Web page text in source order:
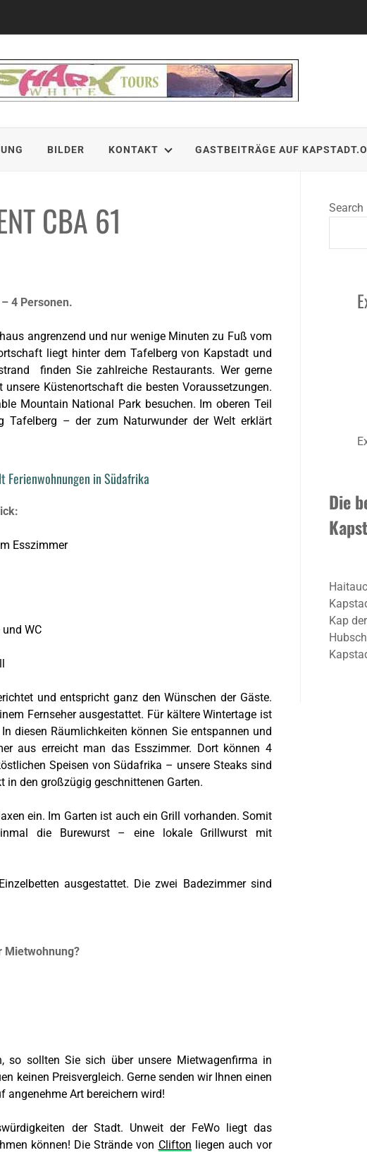
BILDER KONTAKT GASTBEITRÄGE AUF
CBA 61
4 Personen.
angrenzend und nur wenige Minuten zu Fuß vom
liegt hinter dem Tafelberg von Kapstadt und
finden Sie zahlreiche Restaurants. Wer gerne
unsere Küstenortschaft die besten Voraussetzungen.
Mountain National Park besuchen. Im oberen Teil
Tafelberg – der zum Naturwunder der Welt erklärt
Ferienwohnungen in Südafrika
Esszimmer
WC
und entspricht ganz den Wünschen der Gäste.
Fernseher ausgestattet. Für kältere Wintertage ist
diesen Räumlichkeiten können Sie entspannen und
aus erreicht man das Esszimmer. Dort können 4
Speisen von Südafrika – unsere Steaks sind
in den großzügig geschnittenen Garten.
ein. Im Garten ist auch ein Grill vorhanden. Somit
die Burewurst – eine lokale Grillwurst mit
ausgestattet. Die zwei Badezimmer sind
Mietwohnung?
so sollten Sie sich über unsere Mietwagenfirma in
keinen Preisvergleich. Gerne senden wir Ihnen einen
angenehme Art bereichern wird!
der Stadt. Unweit der FeWo liegt das
können! Die Strände von Clifton liegen auch vor
Search
Die
Kap